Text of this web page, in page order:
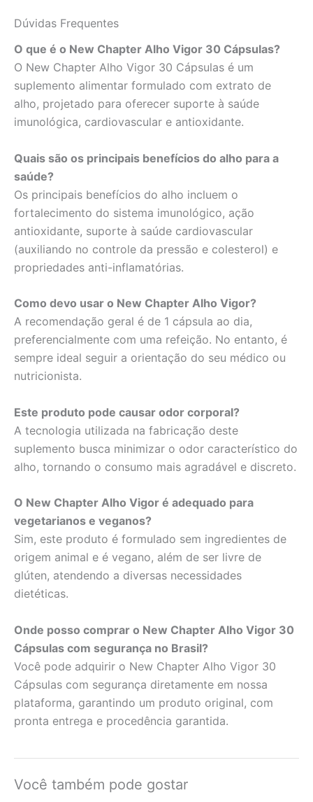
Dúvidas Frequentes
O que é o New Chapter Alho Vigor 30 Cápsulas?
O New Chapter Alho Vigor 30 Cápsulas é um
suplemento alimentar formulado com extrato de
alho, projetado para oferecer suporte à saúde
imunológica, cardiovascular e antioxidante.
Quais são os principais benefícios do alho para a
saúde?
Os principais benefícios do alho incluem o
fortalecimento do sistema imunológico, ação
antioxidante, suporte à saúde cardiovascular
(auxiliando no controle da pressão e colesterol) e
propriedades anti-inflamatórias.
Como devo usar o New Chapter Alho Vigor?
A recomendação geral é de 1 cápsula ao dia,
preferencialmente com uma refeição. No entanto, é
sempre ideal seguir a orientação do seu médico ou
nutricionista.
Este produto pode causar odor corporal?
A tecnologia utilizada na fabricação deste
suplemento busca minimizar o odor característico do
alho, tornando o consumo mais agradável e discreto.
O New Chapter Alho Vigor é adequado para
vegetarianos e veganos?
Sim, este produto é formulado sem ingredientes de
origem animal e é vegano, além de ser livre de
glúten, atendendo a diversas necessidades
dietéticas.
Onde posso comprar o New Chapter Alho Vigor 30
Cápsulas com segurança no Brasil?
Você pode adquirir o New Chapter Alho Vigor 30
Cápsulas com segurança diretamente em nossa
plataforma, garantindo um produto original, com
pronta entrega e procedência garantida.
Você também pode gostar